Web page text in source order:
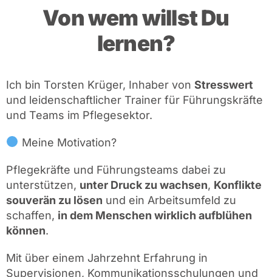
Von wem willst Du
lernen?
Ich bin Torsten Krüger, Inhaber von Stresswert
und leidenschaftlicher Trainer für Führungskräfte
und Teams im Pflegesektor.
Meine Motivation?
Pflegekräfte und Führungsteams dabei zu
unterstützen, unter Druck zu wachsen, Konflikte
souverän zu lösen und ein Arbeitsumfeld zu
schaffen, in dem Menschen wirklich aufblühen
können.
Mit über einem Jahrzehnt Erfahrung in
Supervisionen, Kommunikationsschulungen und